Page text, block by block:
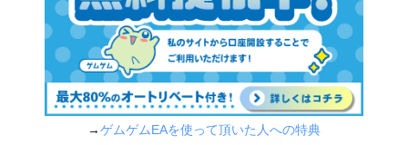
→ゲムゲムEAを使って頂いた人への特典